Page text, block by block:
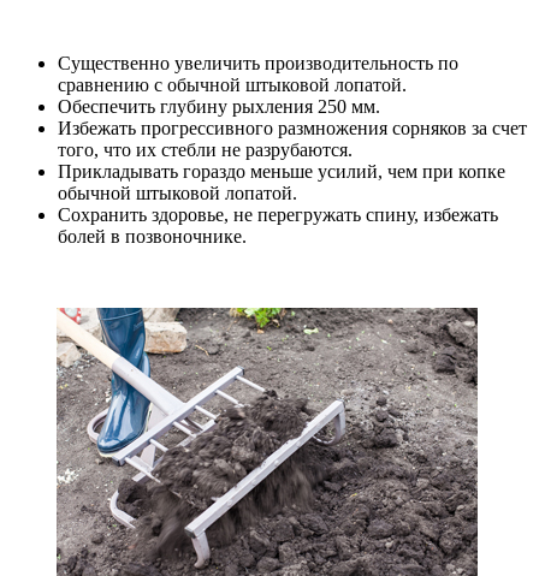
Существенно увеличить производительность по
сравнению с обычной штыковой лопатой.
Обеспечить глубину рыхления 250 мм.
Избежать прогрессивного размножения сорняков за счет
того, что их стебли не разрубаются.
Прикладывать гораздо меньше усилий, чем при копке
обычной штыковой лопатой.
Сохранить здоровье, не перегружать спину, избежать
болей в позвоночнике.